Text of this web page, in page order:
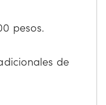
pesos.
de